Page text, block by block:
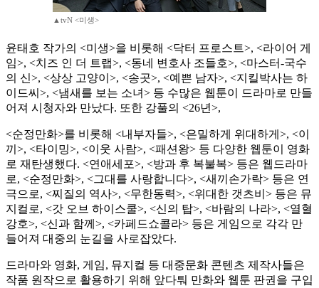
▲tvN <미생>
윤태호 작가의 <미생>을 비롯해 <닥터 프로스트>, <라이어 게
임>, <치즈 인 더 트랩>, <동네 변호사 조들호>, <마스터-국수
의 신>, <상상 고양이>, <송곳>, <예쁜 남자>, <지킬박사는 하
이드씨>, <냄새를 보는 소녀> 등 수많은 웹툰이 드라마로 만들
어져 시청자와 만났다. 또한 강풀의 <26년>,
<순정만화>를 비롯해 <내부자들>, <은밀하게 위대하게>, <이
끼>, <타이밍>, <이웃 사람>, <패션왕> 등 다양한 웹툰이 영화
로 재탄생했다. <연애세포>, <방과 후 복불복> 등은 웹드라마
로, <순정만화>, <그대를 사랑합니다>, <새끼손가락> 등은 연
극으로, <찌질의 역사>, <무한동력>, <위대한 갯츠비> 등은 뮤
지컬로, <갓 오브 하이스쿨>, <신의 탑>, <바람의 나라>, <열혈
강호>, <신과 함께>, <카페드쇼콜라> 등은 게임으로 각각 만
들어져 대중의 눈길을 사로잡았다.
드라마와 영화, 게임, 뮤지컬 등 대중문화 콘텐츠 제작사들은
작품 원작으로 활용하기 위해 앞다퉈 만화와 웹툰 판권을 구입